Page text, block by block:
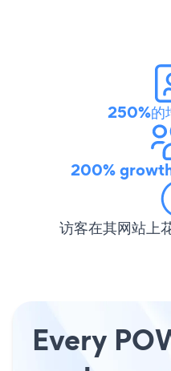
250%的
200%
访客在其网站上
Every